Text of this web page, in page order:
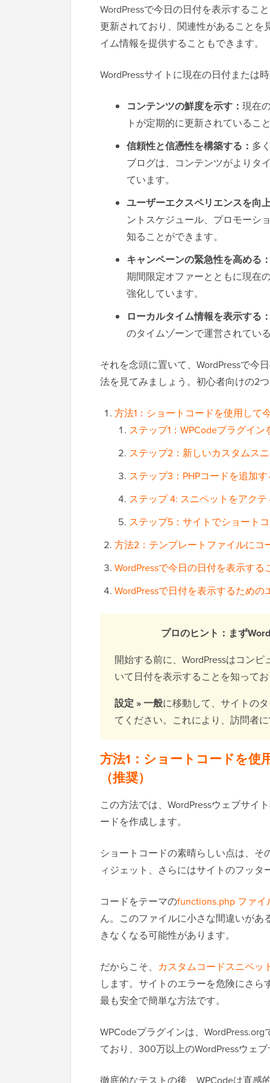
WordPressで今日の日付を表示するこ
更新されており、関連性があること
イム情報を提供することもできます。
WordPressサイトに現在の日付または
コンテンツの鮮度を示す： 現在
トが定期的に更新されているこ
信頼性と信憑性を構築する： 多
ブログは、コンテンツがよりタ
ています。
ユーザーエクスペリエンスを向
ントスケジュール、プロモーシ
知ることができます。
キャンペーンの緊急性を高める
期間限定オファーとともに現在
強化しています。
ローカルタイム情報を表示する
のタイムゾーンで運営されてい
それを念頭に置いて、WordPressで今
法を見てみましょう。初心者向けの2
方法1：ショートコードを使用して
ステップ1：WPCodeプラグイ
ステップ2：新しいカスタムス
ステップ3：PHPコードを追加
ステップ 4: スニペットをアク
ステップ5：サイトでショート
方法2：テンプレートファイルに
WordPressで今日の日付を表示す
WordPressで日付を表示するため
プロのヒント：まず
開始する前に、WordPressはコン
いて日付を表示することを知って
設定 » 一般に移動して、サイトの
てください。これにより、訪問者
方法1：ショートコードを使
（推奨）
この方法では、WordPressウェブサイ
ードを作成します。
ショートコードの素晴らしい点は、
ィジェット、さらにはサイトのフッタ
コードをテーマのfunctions.php ファイ
ん。このファイルに小さな間違いが
きなくなる可能性があります。
だからこそ、 カスタムコードスニペッ
します。サイトのエラーを危険にさ
最も安全で簡単な方法です。
WPCodeプラグインは、
ており、300万以上のWordPressウェ